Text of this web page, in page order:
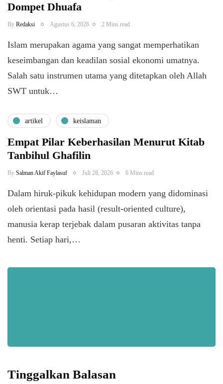
Dompet Dhuafa
By Redaksi Agustus 6, 2026 2 Mins read
Islam merupakan agama yang sangat memperhatikan
keseimbangan dan keadilan sosial ekonomi umatnya.
Salah satu instrumen utama yang ditetapkan oleh Allah
SWT untuk…
artikel keislaman
Empat Pilar Keberhasilan Menurut Kitab
Tanbihul Ghafilin
By Salman Akif Faylasuf Juli 28, 2026 6 Mins read
Dalam hiruk-pikuk kehidupan modern yang didominasi
oleh orientasi pada hasil (result-oriented culture),
manusia kerap terjebak dalam pusaran aktivitas tanpa
henti. Setiap hari,…
Tinggalkan Balasan